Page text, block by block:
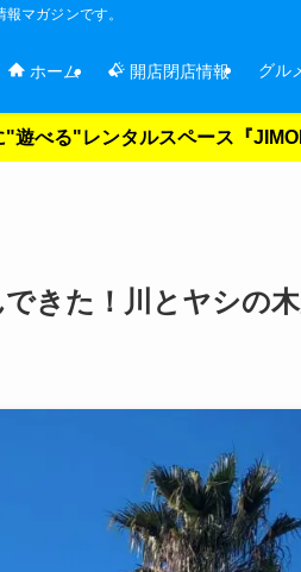
マガジンです。
ホーム 開店閉店情報 グル
"遊べる"レンタルスペース『
できた！川とヤシの